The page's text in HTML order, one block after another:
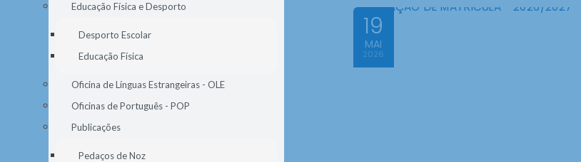
Educação Física e Desporto
Desporto Escolar
Educação Física
Oficina de Línguas Estrangeiras - OLE
Oficinas de Português - POP
Publicações
Pedaços de Noz
13
JUL
2026
19
MAI
2026